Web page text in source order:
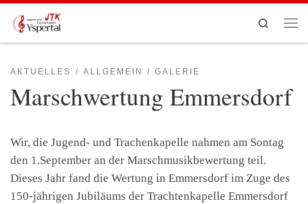
Zum Inhalt springen
Search
AKTUELLES ALLGEMEIN GALERIE
Marschwertung Emmersdorf
Wir, die Jugend- und Trachenkapelle nahmen am Sontag
den 1.September an der Marschmusikbewertung teil.
Dieses Jahr fand die Wertung in Emmersdorf im Zuge des
150-jährigen Jubiläums der Trachtenkapelle Emmersdorf